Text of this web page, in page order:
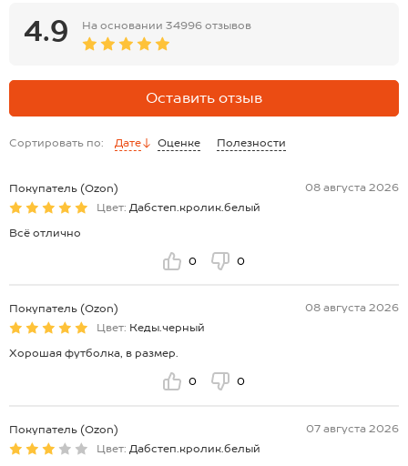
4.9 На основании 34996 отзывов
Оставить отзыв
Сортировать по: Дате Оценке Полезности
Покупатель (Ozon)
08 августа 2026
Цвет: Дабстеп.кролик.белый
Всё отлично
0 0
Покупатель (Ozon)
08 августа 2026
Цвет: Кеды.черный
Хорошая футболка, в размер.
0 0
Покупатель (Ozon)
07 августа 2026
Цвет: Дабстеп.кролик.белый